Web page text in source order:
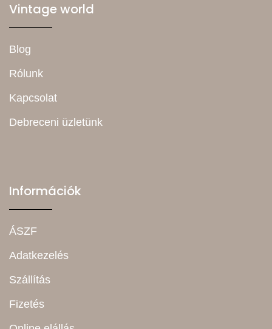
Vintage world
Blog
Rólunk
Kapcsolat
Debreceni üzletünk
Információk
ÁSZF
Adatkezelés
Szállítás
Fizetés